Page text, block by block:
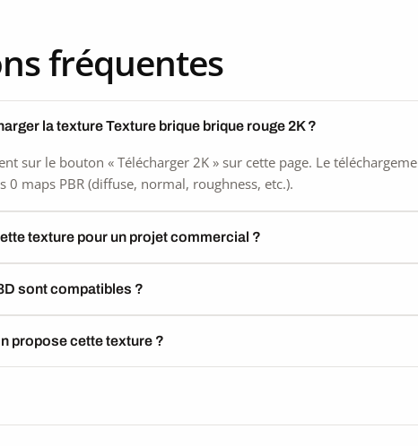
fréquentes
la texture Texture brique brique rouge 2K ?
sur le bouton « Télécharger 2K » sur cette page. Le
0 maps PBR (diffuse, normal, roughness, etc.).
texture pour un projet commercial ?
sont compatibles ?
propose cette texture ?